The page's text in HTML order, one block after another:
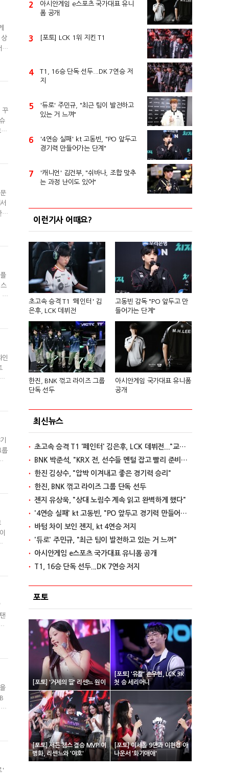
상
꾸
스
결
인
룹
'
2
아시안게임 e스포츠 국가대표 유니
폼 공개
3 [포토] LCK 1위 지킨 T1
4
T1, 16승 단독 선두...DK 7연승 저
지
5
'듀로' 주민규, "최근 팀이 발전하고
있는 거 느껴"
6
'4연승 실패' kt 고동빈, "PO 앞두고
경기력 만들어가는 단계"
7
'캐니언' 김건부, "쉬바나, 조합 맞추
는 과정 난이도 있어"
이런기사 어때요?
초고속 승격 T1 '페인터' 김
은후, LCK 데뷔전
고동빈 감독 "PO 앞두고 만
들어가는 단계"
한진, BNK 꺾고 라이즈 그룹
단독 선두
아시안게임 국가대표 유니폼
공개
최신뉴스
초고속 승격 T1 '페인터' 김은후, LCK 데뷔전..."교전서 돋보이는 실력"
BNK 박준석, "KRX 전, 선수들 멘털 잡고 빨리 준비할 것"
한진 김상수, "압박 이겨내고 좋은 경기력 승리"
한진, BNK 꺾고 라이즈 그룹 단독 선두
젠지 유상욱, "상대 노림수 계속 읽고 완벽하게 했다"
'4연승 실패' kt 고동빈, "PO 앞두고 경기력 만들어가는 단계"
바텀 차이 보인 젠지, kt 4연승 저지
'듀로' 주민규, "최근 팀이 발전하고 있는 거 느껴"
아시안게임 e스포츠 국가대표 유니폼 공개
T1, 16승 단독 선두...DK 7연승 저지
포토
[포토] '거제의 딸' 리센느 원이
[포토] '유칼' 손우현, LCK 3R
첫 승 세리머니
[포토] 서든 챔스 결승 MVP 이
병화, 리센느와 '야호'
[포토] 이세돌 9단과 이현경 아
나운서 '화기애애'